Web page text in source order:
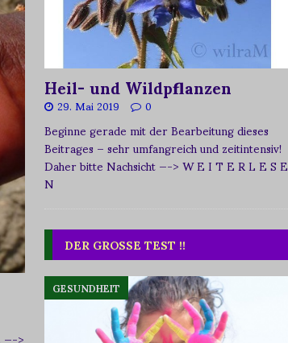
Heil- und Wildpflanzen
29. Mai 2019 0
Beginne gerade mit der Bearbeitung dieses
Beitrages – sehr umfangreich und zeitintensiv!
Daher bitte Nachsicht—-> W E I T E R L E S E
N
DER GROSSE TEST !!
GESUNDHEIT